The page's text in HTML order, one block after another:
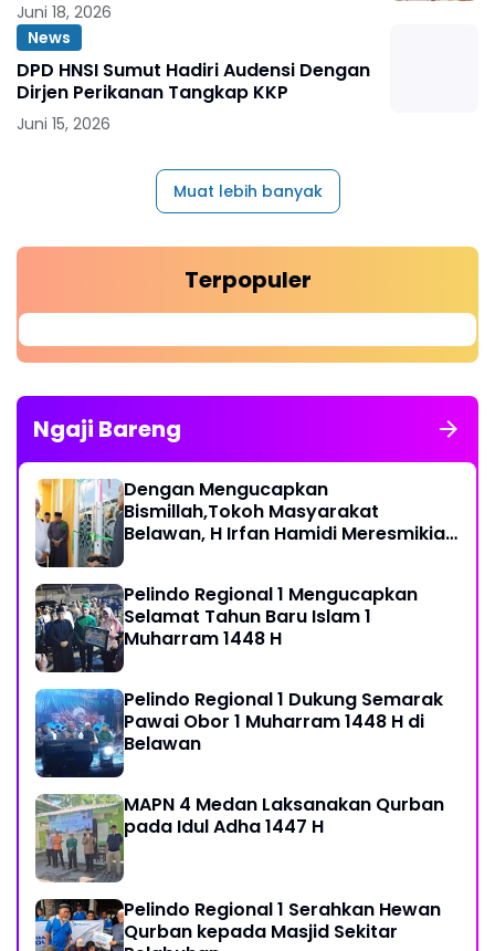
Juni 18, 2026
News
DPD HNSI Sumut Hadiri Audensi Dengan
Dirjen Perikanan Tangkap KKP
Juni 15, 2026
Muat lebih banyak
Terpopuler
Ngaji Bareng
Dengan Mengucapkan
Bismillah,Tokoh Masyarakat
Belawan, H Irfan Hamidi Meresmikian
Pelindo Regional 1 Mengucapkan
Selamat Tahun Baru Islam 1
Muharram 1448 H
Pelindo Regional 1 Dukung Semarak
Pawai Obor 1 Muharram 1448 H di
Belawan
MAPN 4 Medan Laksanakan Qurban
pada Idul Adha 1447 H
Pelindo Regional 1 Serahkan Hewan
Qurban kepada Masjid Sekitar